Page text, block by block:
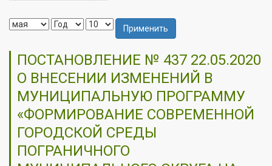
Применить
ПОСТАНОВЛЕНИЕ № 437 22.05.2020
О ВНЕСЕНИИ ИЗМЕНЕНИЙ В
МУНИЦИПАЛЬНУЮ ПРОГРАММУ
«ФОРМИРОВАНИЕ СОВРЕМЕННОЙ
ГОРОДСКОЙ СРЕДЫ
ПОГРАНИЧНОГО